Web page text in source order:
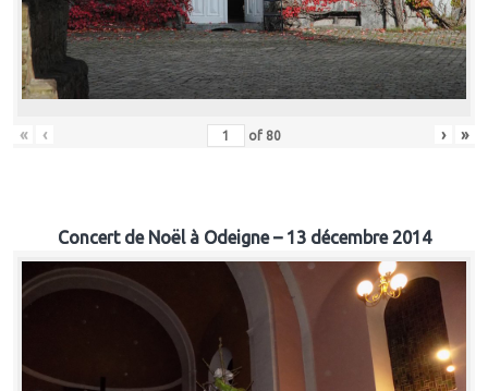
« ‹ of 80 › »
Concert de Noël à Odeigne – 13 décembre 2014